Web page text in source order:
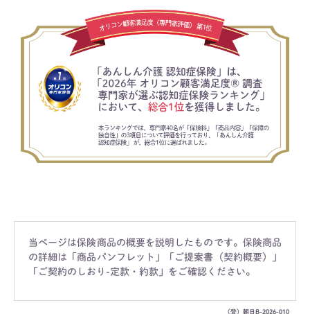
当ページは保険商品の概要を説明したものです。保険商品
の詳細は「商品パンフレット」「ご提案書（契約概要）」
「ご契約のしおり-定款・約款」をご確認ください。​
（登）朝日B-2026-010